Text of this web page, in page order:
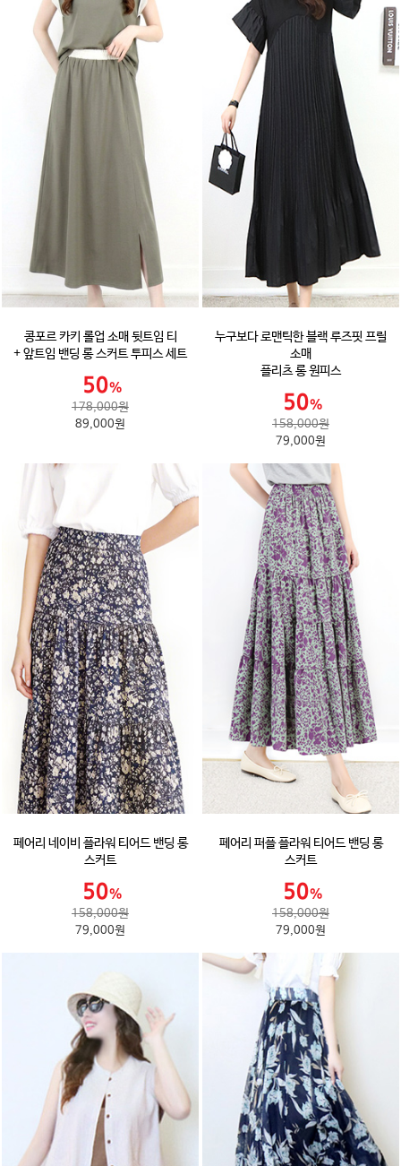
콩포르 카키 롤업 소매 뒷트임 티
+ 앞트임 밴딩 롱 스커트 투피스 세트
178,000원
89,000원
누구보다 로맨틱한 블랙 루즈핏 프릴
소매
플리츠 롱 원피스
158,000원
79,000원
페어리 네이비 플라워 티어드 밴딩 롱
스커트
158,000원
79,000원
페어리 퍼플 플라워 티어드 밴딩 롱
스커트
158,000원
79,000원